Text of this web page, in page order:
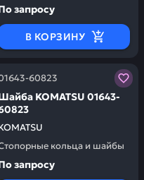
запросу
В КОРЗИНУ
получаете гарантию
60823
KOMATSU 01643-
кольца и шайбы
запчасти у
запросу